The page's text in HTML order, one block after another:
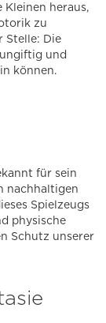
heraus,
zu
Stelle: Die
und
können.
für sein
nachhaltigen
Spielzeugs
physische
Schutz unserer